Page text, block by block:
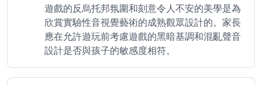
遊戲的反烏托邦氛圍和刻意令人不安的美學是為
欣賞實驗性音視覺藝術的成熟觀眾設計的。家長
應在允許遊玩前考慮遊戲的黑暗基調和混亂聲音
設計是否與孩子的敏感度相符。